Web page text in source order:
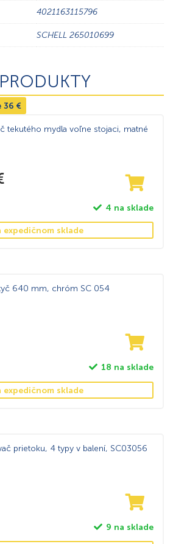
4021163115796
SCHELL 265010699
36 €
tekutého mydla voľne stojaci, matné
4 na sklade
expedičnom sklade
640 mm, chróm SC 054
18 na sklade
expedičnom sklade
prietoku, 4 typy v balení, SC03056
9 na sklade